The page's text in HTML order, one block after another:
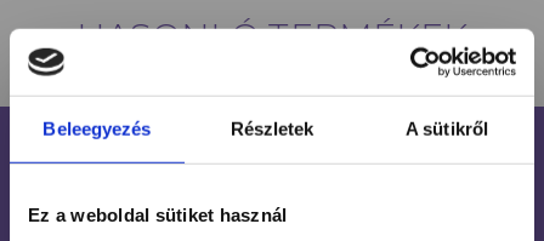
Beleegyezés Részletek A sütikről
Ez a weboldal sütiket használ
HASONLÓ TERMÉKEK